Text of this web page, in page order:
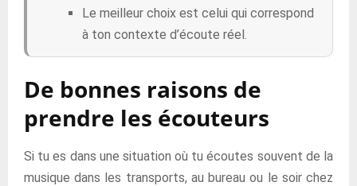
Le meilleur choix est celui qui correspond
à ton contexte d’écoute réel.
De bonnes raisons de
prendre les écouteurs
Si tu es dans une situation où tu écoutes souvent de la
musique dans les transports, au bureau ou le soir chez